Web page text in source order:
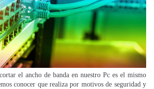
el ancho de banda en nuestro Pc es el mismo
conocer que realiza por motivos de seguridad y